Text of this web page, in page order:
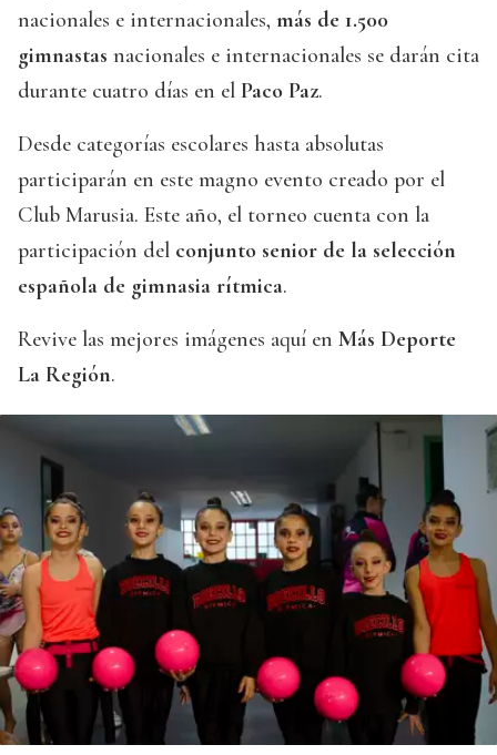
nacionales e internacionales, más de 1.500
gimnastas nacionales e internacionales se darán cita
durante cuatro días en el Paco Paz.
Desde categorías escolares hasta absolutas
participarán en este magno evento creado por el
Club Marusia. Este año, el torneo cuenta con la
participación del conjunto senior de la selección
española de gimnasia rítmica.
Revive las mejores imágenes aquí en Más Deporte
La Región.